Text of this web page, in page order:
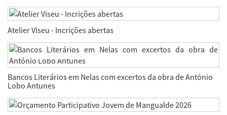
Atelier Viseu - Incrições abertas
Bancos Literários em Nelas com excertos da obra de António
Lobo Antunes